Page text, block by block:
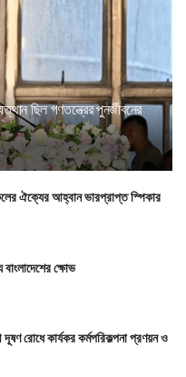
ছিল গণতন্ত্রের পুনর্জীবনের
ঐক্যের আহ্বান ভারপ্রাপ্ত স্পিকার
ক্ষোভ
দূষণ রোধে কার্যকর কর্মপরিকল্পনা প্রণয়ন ও